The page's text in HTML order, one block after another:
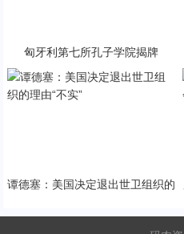
匈牙利第七所孔子学院揭牌
谭德塞：美国决定退出世卫组织的